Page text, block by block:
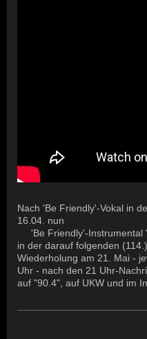
Nach 'Be Friendly'-Vokal in
16.04. nun
'Be Friendly'-Instrumental
in der darauf folgenden
Wiederholung am 21. Mai -
Uhr - nach den 21 Uhr-
auf "90.4", auf UKW und im